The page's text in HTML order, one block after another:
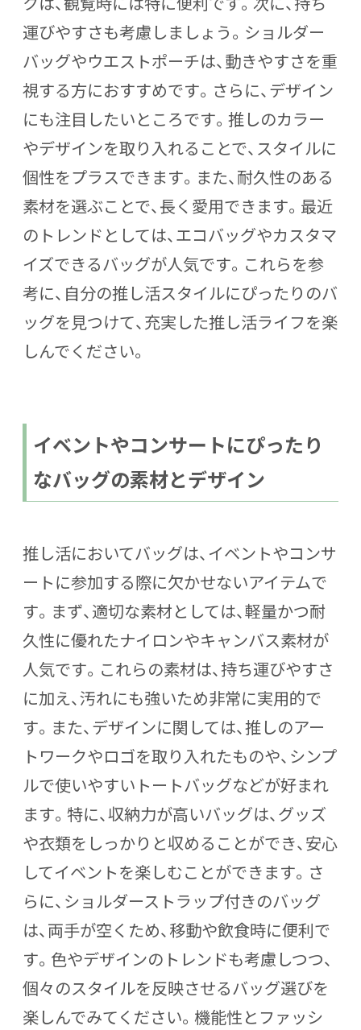
運びやすさも考慮しましょう。ショルダー
バッグやウエストポーチは、動きやすさを重
視する方におすすめです。さらに、デザイン
にも注目したいところです。推しのカラー
やデザインを取り入れることで、スタイルに
個性をプラスできます。また、耐久性のある
素材を選ぶことで、長く愛用できます。最近
のトレンドとしては、エコバッグやカスタマ
イズできるバッグが人気です。これらを参
考に、自分の推し活スタイルにぴったりのバ
ッグを見つけて、充実した推し活ライフを楽
しんでください。
イベントやコンサートにぴったり
なバッグの素材とデザイン
推し活においてバッグは、イベントやコンサ
ートに参加する際に欠かせないアイテムで
す。まず、適切な素材としては、軽量かつ耐
久性に優れたナイロンやキャンバス素材が
人気です。これらの素材は、持ち運びやすさ
に加え、汚れにも強いため非常に実用的で
す。また、デザインに関しては、推しのアー
トワークやロゴを取り入れたものや、シンプ
ルで使いやすいトートバッグなどが好まれ
ます。特に、収納力が高いバッグは、グッズ
や衣類をしっかりと収めることができ、安心
してイベントを楽しむことができます。さ
らに、ショルダーストラップ付きのバッグ
は、両手が空くため、移動や飲食時に便利で
す。色やデザインのトレンドも考慮しつつ、
個々のスタイルを反映させるバッグ選びを
楽しんでみてください。機能性とファッシ